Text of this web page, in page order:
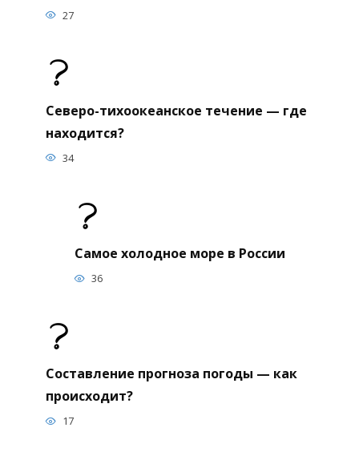
27
Северо-тихоокеанское течение — где
находится?
34
Самое холодное море в России
36
Составление прогноза погоды — как
происходит?
17